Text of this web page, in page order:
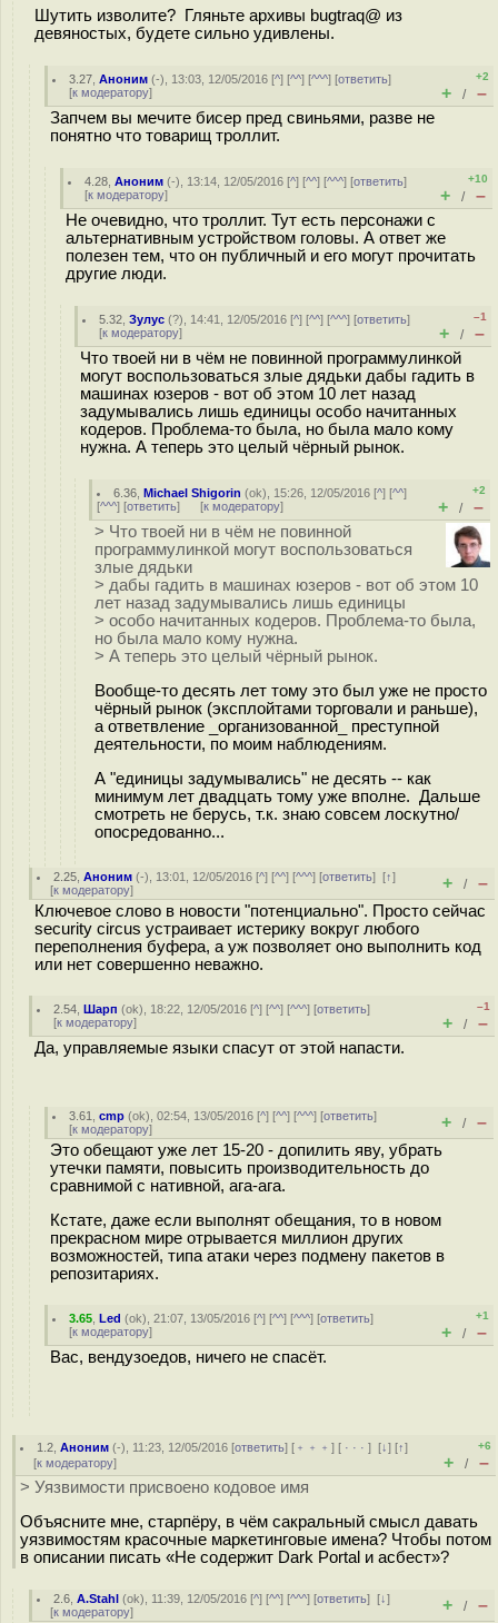
Шутить изволите? Гляньте архивы bugtraq@ из
девяностых, будете сильно удивлены.
3.27 ,Аноним (-), 13:03, 12/05/2016 [^] [^^] [^^^] [ответить]
[к модератору]
+2
+ / –
Запчем вы мечите бисер пред свиньями, разве не
понятно что товарищ троллит.
4.28 ,Аноним (-), 13:14, 12/05/2016 [^] [^^] [^^^] [ответить]
[к модератору]
+10
+ / –
Не очевидно, что троллит. Тут есть персонажи с
альтернативным устройством головы. А ответ же
полезен тем, что он публичный и его могут прочитать
другие люди.
5.32 ,Зулус (?), 14:41, 12/05/2016 [^] [^^] [^^^] [ответить]
[к модератору]
–1
+ / –
Что твоей ни в чём не повинной программулинкой
могут воспользоваться злые дядьки дабы гадить в
машинах юзеров - вот об этом 10 лет назад
задумывались лишь единицы особо начитанных
кодеров. Проблема-то была, но была мало кому
нужна. А теперь это целый чёрный рынок.
6.36 ,Michael Shigorin (ok), 15:26, 12/05/2016 [^] [^^]
[^^^] [ответить] [к модератору]
+2
+ / –
> Что твоей ни в чём не повинной
программулинкой могут воспользоваться
злые дядьки
> дабы гадить в машинах юзеров - вот об этом 10
лет назад задумывались лишь единицы
> особо начитанных кодеров. Проблема-то была,
но была мало кому нужна.
> А теперь это целый чёрный рынок.
Вообще-то десять лет тому это был уже не просто
чёрный рынок (эксплойтами торговали и раньше),
а ответвление _организованной_ преступной
деятельности, по моим наблюдениям.
А "единицы задумывались" не десять -- как
минимум лет двадцать тому уже вполне. Дальше
смотреть не берусь, т.к. знаю совсем лоскутно/
опосредованно...
2.25 ,Аноним (-), 13:01, 12/05/2016 [^] [^^] [^^^] [ответить][↑]
[к модератору] + / –
Ключевое слово в новости "потенциально". Просто сейчас
security circus устраивает истерику вокруг любого
переполнения буфера, а уж позволяет оно выполнить код
или нет совершенно неважно.
2.54 ,Шарп (ok), 18:22, 12/05/2016 [^] [^^] [^^^] [ответить]
[к модератору]
–1
+ / –
Да, управляемые языки спасут от этой напасти.
3.61 ,cmp (ok), 02:54, 13/05/2016 [^] [^^] [^^^] [ответить]
[к модератору] + / –
Это обещают уже лет 15-20 - допилить яву, убрать
утечки памяти, повысить производительность до
сравнимой с нативной, ага-ага.
Кстате, даже если выполнят обещания, то в новом
прекрасном мире отрывается миллион других
возможностей, типа атаки через подмену пакетов в
репозитариях.
3.65 ,Led (ok), 21:07, 13/05/2016 [^] [^^] [^^^] [ответить]
[к модератору]
+1
+ / –
Вас, вендузоедов, ничего не спасёт.
1.2 ,Аноним (-), 11:23, 12/05/2016 [ответить] [ ﹢﹢﹢] [ · · ·][↓] [↑]
[к модератору]
+6
+ / –
> Уязвимости присвоено кодовое имя
Объясните мне, старпёру, в чём сакральный смысл давать
уязвимостям красочные маркетинговые имена? Чтобы потом
в описании писать «Не содержит Dark Portal и асбест»?
2.6 ,A.Stahl (ok), 11:39, 12/05/2016 [^] [^^] [^^^] [ответить][↓]
[к модератору] + / –